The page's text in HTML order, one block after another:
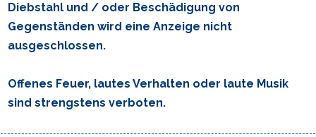
Diebstahl und / oder Beschädigung von
Gegenständen wird eine Anzeige nicht
ausgeschlossen.
Offenes Feuer, lautes Verhalten oder laute Musik
sind strengstens verboten.